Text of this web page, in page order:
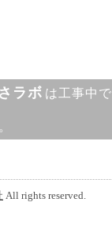
ラボ は工事中で
All rights reserved.